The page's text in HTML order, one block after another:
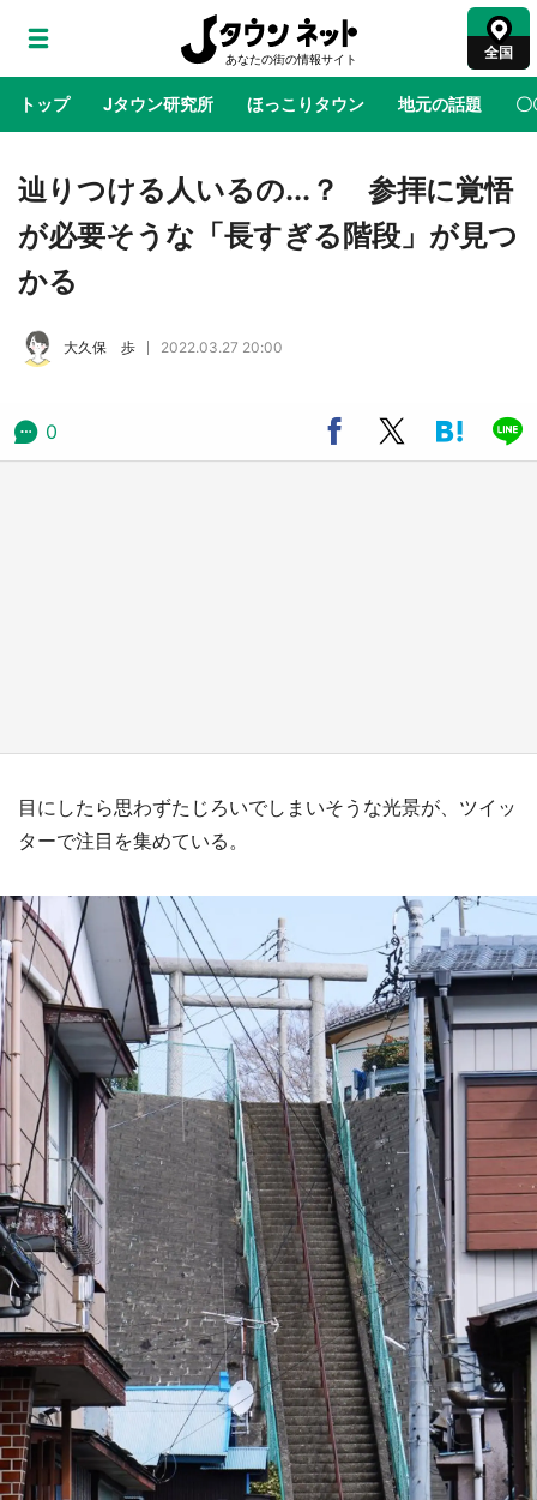
全国
トップ Jタウン研究所 ほっこりタウン 地元の話題 〇
地域×二次元 絶景 あの時はありがとう 物語がはじ
辿りつける人いるの...？ 参拝に覚悟
が必要そうな「長すぎる階段」が見つ
かる
大久保 歩 2022.03.27 20:00
0
目にしたら思わずたじろいでしまいそうな光景が、ツイッ
ターで注目を集めている。